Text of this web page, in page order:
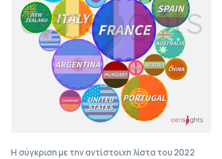
Η σύγκριση με την αντίστοιχη λίστα του 2022